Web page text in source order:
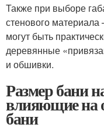
Также при выборе
стенового
могут быть
деревянные
и обшивки.
Размер бани
влияющие на
бани